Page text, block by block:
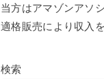
当方はアマゾンアソ
適格販売により収入
検索